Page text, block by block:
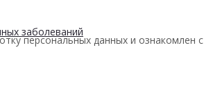
заболеваний
персональных данных и ознакомлен с